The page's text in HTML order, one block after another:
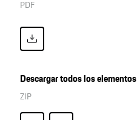
PDF
Descargar todos los elementos
ZIP